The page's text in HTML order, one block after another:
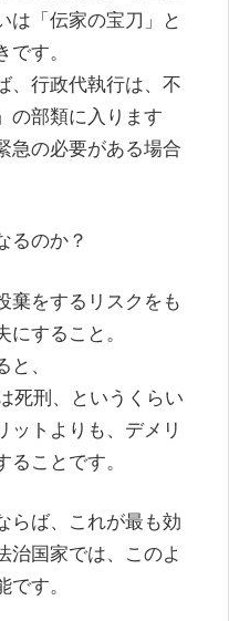
は「伝家の宝刀」と
す。
、行政代執行は、不
の部類に入ります
急の必要がある場合
るのか？
棄をするリスクをも
すること。
、
死刑、というくらい
ットよりも、デメリ
ことです。
らば、これが最も効
治国家では、このよ
す。